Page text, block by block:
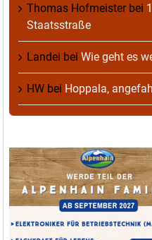
Thomas Hofmeisterbei
Staatsstraße
Landei bei Wie geht es
HW bei Hoppala,